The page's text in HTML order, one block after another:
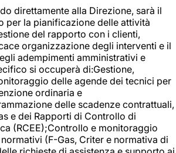
direttamente alla Direzione, sarà il
per la pianificazione delle attività
del rapporto con i clienti,
organizzazione degli interventi e il
adempimenti amministrativi e
si occuperà di:Gestione,
delle agende dei tecnici per
ordinaria e
delle scadenze contrattuali,
e dei Rapporti di Controllo di
(RCEE);Controllo e monitoraggio
(F-Gas, Criter e normativa di